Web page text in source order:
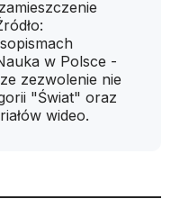
w Polsce -
zezwolenie nie
"Świat" oraz
wideo.